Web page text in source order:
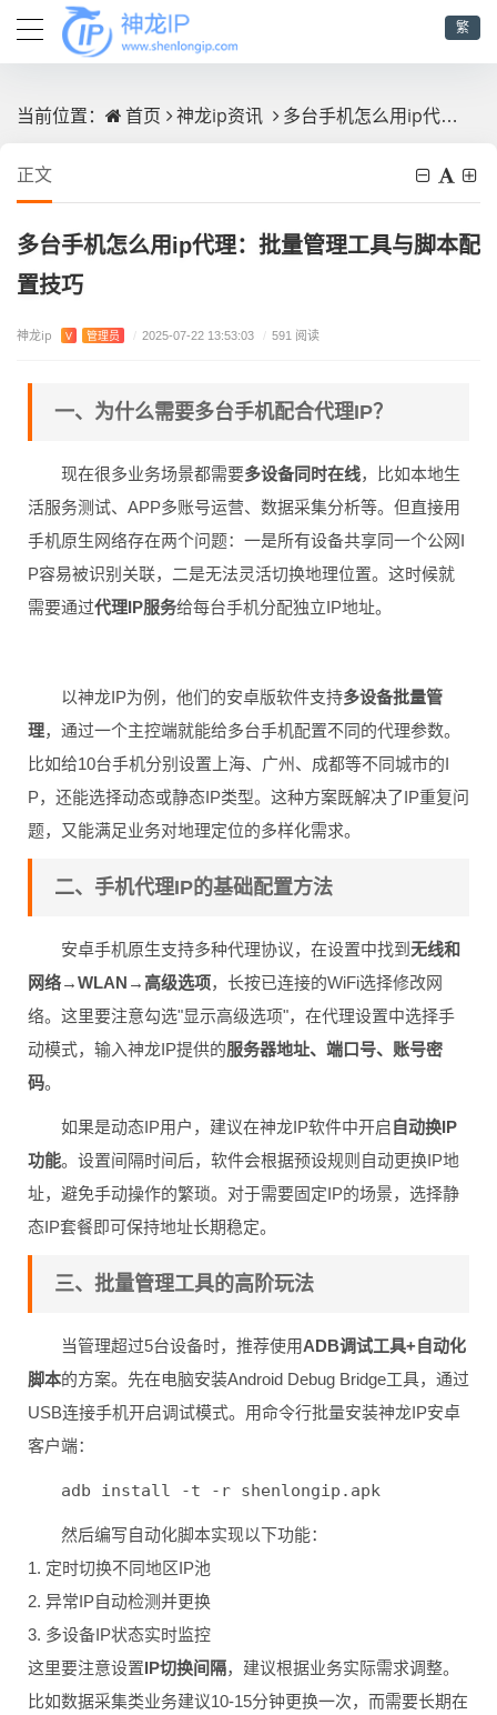
繁
当前位置： 首页 神龙ip资讯 多台手机怎么用ip代理：批量管理工具与脚本配置技巧
正文
多台手机怎么用ip代理：批量管理工具与脚本配
置技巧
神龙ip V 管理员 / 2025-07-22 13:53:03 / 591 阅读
一、为什么需要多台手机配合代理IP？
现在很多业务场景都需要多设备同时在线，比如本地生
活服务测试、APP多账号运营、数据采集分析等。但直接用
手机原生网络存在两个问题：一是所有设备共享同一个公网I
P容易被识别关联，二是无法灵活切换地理位置。这时候就
需要通过代理IP服务给每台手机分配独立IP地址。
以神龙IP为例，他们的安卓版软件支持多设备批量管
理，通过一个主控端就能给多台手机配置不同的代理参数。
比如给10台手机分别设置上海、广州、成都等不同城市的I
P，还能选择动态或静态IP类型。这种方案既解决了IP重复问
题，又能满足业务对地理定位的多样化需求。
二、手机代理IP的基础配置方法
安卓手机原生支持多种代理协议，在设置中找到 无线和
网络→WLAN→高级选项，长按已连接的WiFi选择修改网
络。这里要注意勾选"显示高级选项"，在代理设置中选择手
动模式，输入神龙IP提供的服务器地址、端口号、账号密
码。
如果是动态IP用户，建议在神龙IP软件中开启自动换IP
功能。设置间隔时间后，软件会根据预设规则自动更换IP地
址，避免手动操作的繁琐。对于需要固定IP的场景，选择静
态IP套餐即可保持地址长期稳定。
三、批量管理工具的高阶玩法
当管理超过5台设备时，推荐使用ADB调试工具+自动化
脚本的方案。先在电脑安装Android Debug Bridge工具，通过
USB连接手机开启调试模式。用命令行批量安装神龙IP安卓
客户端：
adb install -t -r shenlongip.apk
然后编写自动化脚本实现以下功能：
1. 定时切换不同地区IP池
2. 异常IP自动检测并更换
3. 多设备IP状态实时监控
这里要注意设置IP切换间隔，建议根据业务实际需求调整。
比如数据采集类业务建议10-15分钟更换一次，而需要长期在